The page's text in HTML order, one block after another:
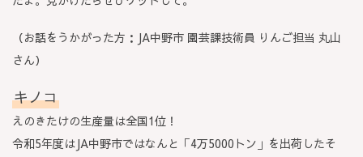
（お話をうかがった方：JA中野市 園芸課技術員 りんご担当 丸山
さん）
キノコ
えのきたけの生産量は全国1位！
令和5年度はJA中野市ではなんと「4万5000トン」を出荷したそ